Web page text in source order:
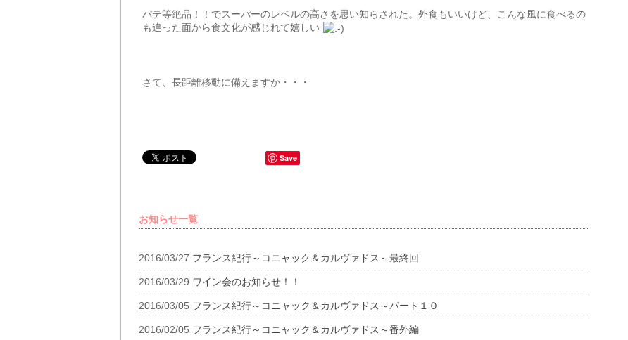
パテ等絶品！！でスーパーのレベルの高さを思い知らされた。外食もいいけど、こんな風に食べるの
も違った面から食文化が感じれて嬉しい
さて、長距離移動に備えますか・・・
Save
お知らせ一覧
2016/03/27 フランス紀行～コニャック＆カルヴァドス～最終回
2016/03/29 ワイン会のお知らせ！！
2016/03/05 フランス紀行～コニャック＆カルヴァドス～パート１０
2016/02/05 フランス紀行～コニャック＆カルヴァドス～番外編